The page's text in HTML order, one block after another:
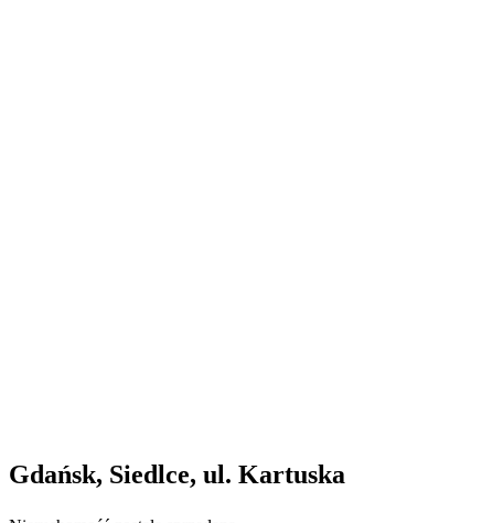
Gdańsk, Siedlce, ul. Kartuska